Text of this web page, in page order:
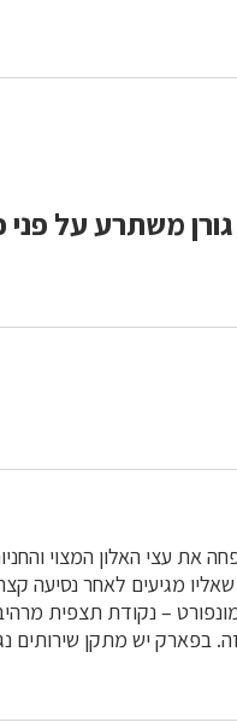
את עצי האלון המצוי
– נקודת תצפית
בפארק יש מתקן שירותים